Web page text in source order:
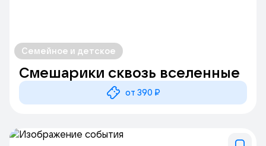
Семейное и детское
Смешарики сквозь вселенные
от 390 ₽